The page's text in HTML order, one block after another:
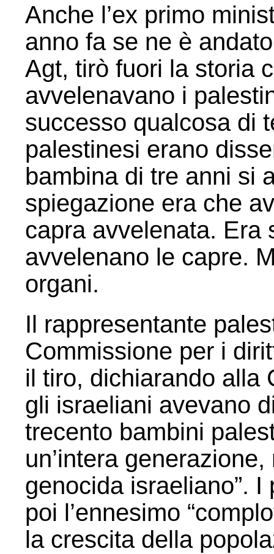
Anche l’ex primo
anno fa se ne è
Agt, tirò fuori la storia
avvelenavano i
successo qualcosa di
palestinesi erano
bambina di tre anni si
spiegazione era che
capra avvelenata. Era
avvelenano le capre.
organi.
Il rappresentante
Commissione per i
il tiro, dichiarando alla
gli israeliani avevano
trecento bambini
un’intera
genocida israeliano”.
poi l’ennesimo
la crescita della